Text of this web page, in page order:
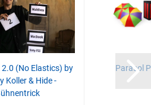
2.0 (No Elastics) by
Koller & Hide -
Parasol